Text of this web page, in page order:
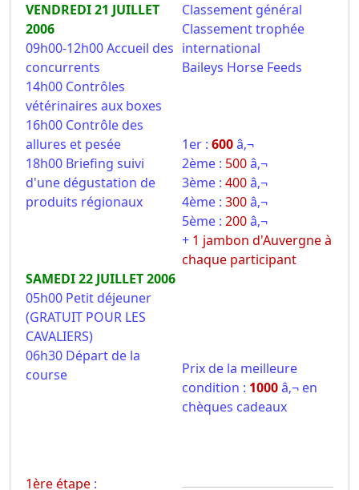
VENDREDI 21 JUILLET
2006
09h00-12h00 Accueil des
concurrents
14h00 Contrôles
vétérinaires aux boxes
16h00 Contrôle des
allures et pesée
18h00 Briefing suivi
d'une dégustation de
produits régionaux
SAMEDI 22 JUILLET 2006
05h00 Petit déjeuner
(GRATUIT POUR LES
CAVALIERS)
06h30 Départ de la
course
1ère étape :
Classement général
Classement trophée
international
Baileys Horse Feeds
1er : 600â‚¬
2ème : 500â‚¬
3ème : 400â‚¬
4ème : 300â‚¬
5ème : 200â‚¬
+ 1 jambon d'Auvergne à
chaque participant
Prix de la meilleure
condition : 1000â‚¬ en
chèques cadeaux